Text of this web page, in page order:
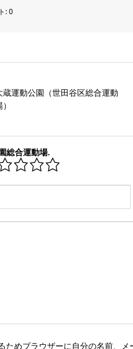
:0
蔵運動公園（世田谷区総合運動
総合運動場.
ためブラウザーに自分の名前、メ